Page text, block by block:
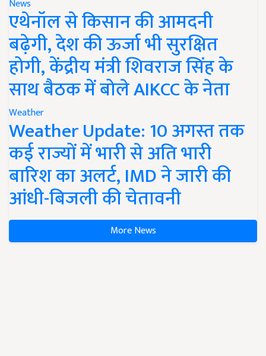
News
एथेनॉल से किसान की आमदनी
बढ़ेगी, देश की ऊर्जा भी सुरक्षित
होगी, केंद्रीय मंत्री शिवराज सिंह के
साथ बैठक में बोले AIKCC के नेता
Weather
Weather Update: 10 अगस्त तक
कई राज्यों में भारी से अति भारी
बारिश का अलर्ट, IMD ने जारी की
आंधी-बिजली की चेतावनी
More News